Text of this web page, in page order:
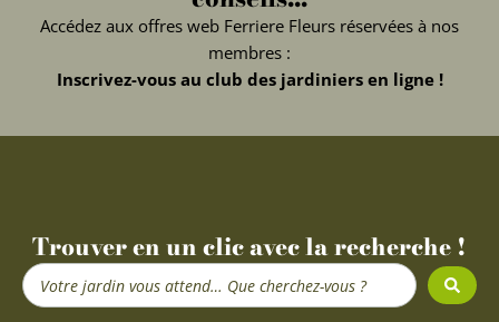
Accédez aux offres web Ferriere Fleurs réservées à nos
membres :
Inscrivez-vous au club des jardiniers en ligne !
Trouver en un clic avec la recherche !
Search
...